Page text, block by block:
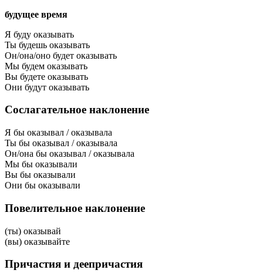
будущее время
Я буду оказывать
Ты будешь оказывать
Он/она/оно будет оказывать
Мы будем оказывать
Вы будете оказывать
Они будут оказывать
Сослагательное наклонение
Я бы оказывал / оказывала
Ты бы оказывал / оказывала
Он/она бы оказывал / оказывала
Мы бы оказывали
Вы бы оказывали
Они бы оказывали
Повелительное наклонение
(ты) оказывай
(вы) оказывайте
Причастия и деепричастия